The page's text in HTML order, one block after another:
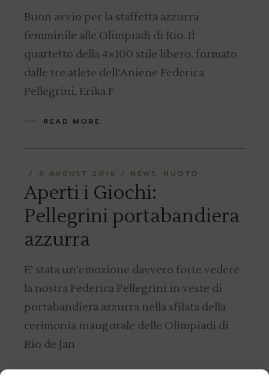
Buon avvio per la staffetta azzurra
femminile alle Olimpiadi di Rio. Il
quartetto della 4×100 stile libero, formato
dalle tre atlete dell’Aniene Federica
Pellegrini, Erika F
READ MORE
6 AUGUST 2016 NEWS NUOTO
Aperti i Giochi:
Pellegrini portabandiera
azzurra
E’ stata un’emozione davvero forte vedere
la nostra Federica Pellegrini in veste di
portabandiera azzurra nella sfilata della
cerimonia inaugurale delle Olimpiadi di
Rio de Jan